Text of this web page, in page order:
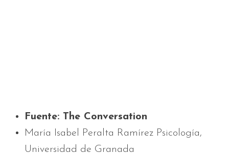
Fuente: The Conversation
María Isabel Peralta Ramírez Psicología,
Universidad de Granada